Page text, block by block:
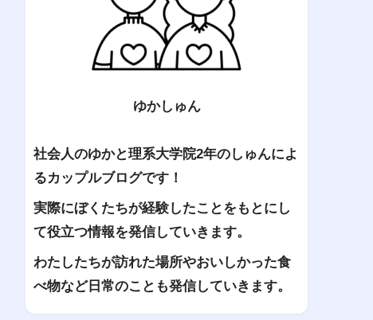
ゆかしゅん
社会人のゆかと理系大学院2年のしゅんによ
るカップルブログです！
実際にぼくたちが経験したことをもとにし
て役立つ情報を発信していきます。
わたしたちが訪れた場所やおいしかった食
べ物など日常のことも発信していきます。